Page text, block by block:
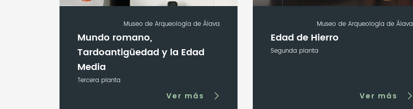
Museo de Arqueología de Álava
Mundo romano,
Tardoantigüedad y la Edad
Media
Tercera planta
Ver más
Museo de Arqueología de Álava
Edad de Hierro
Segunda planta
Ver más